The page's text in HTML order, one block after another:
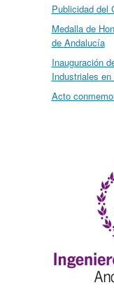
Publicidad del
Medalla de
de Andalucía
Inauguración
Industriales
Acto